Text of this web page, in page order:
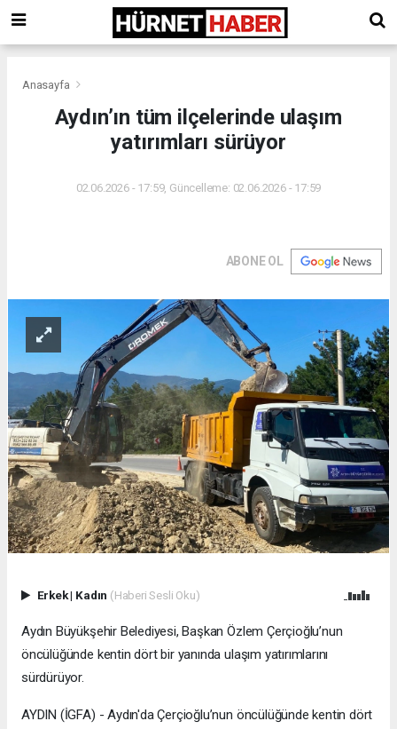
Anasayfa
Aydın’ın tüm ilçelerinde ulaşım
yatırımları sürüyor
02.06.2026 - 17:59, Güncelleme: 02.06.2026 - 17:59
ABONE OL
Erkek| Kadın (Haberi Sesli Oku)
Aydın Büyükşehir Belediyesi, Başkan Özlem Çerçioğlu’nun
öncülüğünde kentin dört bir yanında ulaşım yatırımlarını
sürdürüyor.
AYDIN (İGFA) - Aydın'da Çerçioğlu’nun öncülüğünde kentin dört